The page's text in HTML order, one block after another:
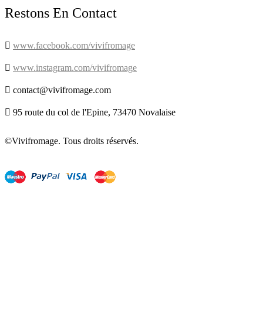
Restons En Contact
 www.facebook.com/vivifromage
 www.instagram.com/vivifromage
 contact@vivifromage.com
 95 route du col de l'Epine, 73470 Novalaise
©Vivifromage. Tous droits réservés.